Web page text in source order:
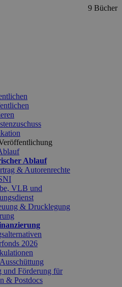
Ablauf
& Autorenrechte
VLB und
& Drucklegung
2026
und Förderung für
& Postdocs
9 Bücher